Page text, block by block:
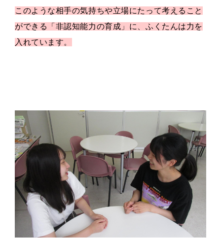
このような相手の気持ちや立場にたって考えること
ができる「非認知能力の育成」に、 ふくたんは力を
入れています。